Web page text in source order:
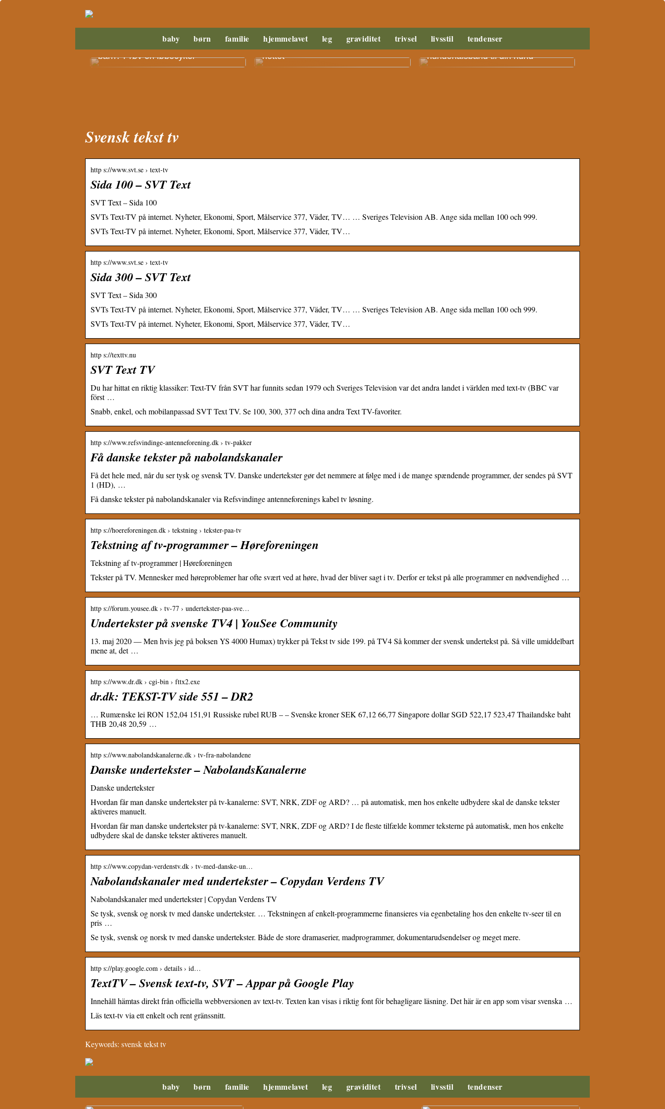
baby børn familie hjemmelavet leg graviditet trivsel livsstil tendenser
Savner du motorisk træning til dit
barn? Prøv en løbecykel
Fordele ved at købe legetøj på
nettet
Sådan vælger du det rigtige
hundehalsbånd til din hund
Svensk tekst tv
http s://www.svt.se › text-tv
Sida 100 – SVT Text
SVT Text – Sida 100
SVTs Text-TV på internet. Nyheter, Ekonomi, Sport, Målservice 377, Väder, TV… … Sveriges Television AB. Ange sida mellan 100 och 999.
SVTs Text-TV på internet. Nyheter, Ekonomi, Sport, Målservice 377, Väder, TV…
http s://www.svt.se › text-tv
Sida 300 – SVT Text
SVT Text – Sida 300
SVTs Text-TV på internet. Nyheter, Ekonomi, Sport, Målservice 377, Väder, TV… … Sveriges Television AB. Ange sida mellan 100 och 999.
SVTs Text-TV på internet. Nyheter, Ekonomi, Sport, Målservice 377, Väder, TV…
http s://texttv.nu
SVT Text TV
Du har hittat en riktig klassiker: Text-TV från SVT har funnits sedan 1979 och Sveriges Television var det andra landet i världen med text-tv (BBC var
först …
Snabb, enkel, och mobilanpassad SVT Text TV. Se 100, 300, 377 och dina andra Text TV-favoriter.
http s://www.refsvindinge-antenneforening.dk › tv-pakker
Få danske tekster på nabolandskanaler
Få det hele med, når du ser tysk og svensk TV. Danske undertekster gør det nemmere at følge med i de mange spændende programmer, der sendes på SVT
1 (HD), …
Få danske tekster på nabolandskanaler via Refsvindinge antenneforenings kabel tv løsning.
http s://hoereforeningen.dk › tekstning › tekster-paa-tv
Tekstning af tv-programmer – Høreforeningen
Tekstning af tv-programmer | Høreforeningen
Tekster på TV. Mennesker med høreproblemer har ofte svært ved at høre, hvad der bliver sagt i tv. Derfor er tekst på alle programmer en nødvendighed …
http s://forum.yousee.dk › tv-77 › undertekster-paa-sve…
Undertekster på svenske TV4 | YouSee Community
13. maj 2020 — Men hvis jeg på boksen YS 4000 Humax) trykker på Tekst tv side 199. på TV4 Så kommer der svensk undertekst på. Så ville umiddelbart
mene at, det …
http s://www.dr.dk › cgi-bin › fttx2.exe
dr.dk: TEKST-TV side 551 – DR2
… Rumænske lei RON 152,04 151,91 Russiske rubel RUB – – Svenske kroner SEK 67,12 66,77 Singapore dollar SGD 522,17 523,47 Thailandske baht
THB 20,48 20,59 …
http s://www.nabolandskanalerne.dk › tv-fra-nabolandene
Danske undertekster – NabolandsKanalerne
Danske undertekster
Hvordan får man danske undertekster på tv-kanalerne: SVT, NRK, ZDF og ARD? … på automatisk, men hos enkelte udbydere skal de danske tekster
aktiveres manuelt.
Hvordan får man danske undertekster på tv-kanalerne: SVT, NRK, ZDF og ARD? I de fleste tilfælde kommer teksterne på automatisk, men hos enkelte
udbydere skal de danske tekster aktiveres manuelt.
http s://www.copydan-verdenstv.dk › tv-med-danske-un…
Nabolandskanaler med undertekster – Copydan Verdens TV
Nabolandskanaler med undertekster | Copydan Verdens TV
Se tysk, svensk og norsk tv med danske undertekster. … Tekstningen af enkelt-programmerne finansieres via egenbetaling hos den enkelte tv-seer til en
pris …
Se tysk, svensk og norsk tv med danske undertekster. Både de store dramaserier, madprogrammer, dokumentarudsendelser og meget mere.
http s://play.google.com › details › id…
TextTV – Svensk text-tv, SVT – Appar på Google Play
Innehåll hämtas direkt från officiella webbversionen av text-tv. Texten kan visas i riktig font för behagligare läsning. Det här är en app som visar svenska …
Läs text-tv via ett enkelt och rent gränssnitt.
Keywords: svensk tekst tv
baby børn familie hjemmelavet leg graviditet trivsel livsstil tendenser